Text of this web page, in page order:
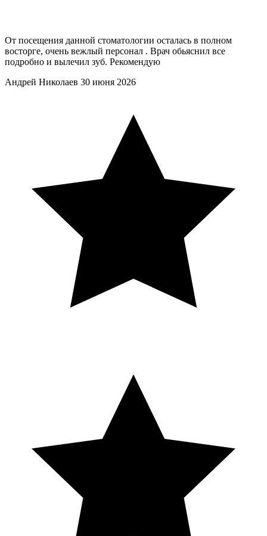
От посещения данной стоматологии осталась в полном
восторге, очень вежлый персонал . Врач обьяснил все
подробно и вылечил зуб. Рекомендую
Андрей Николаев 30 июня 2026